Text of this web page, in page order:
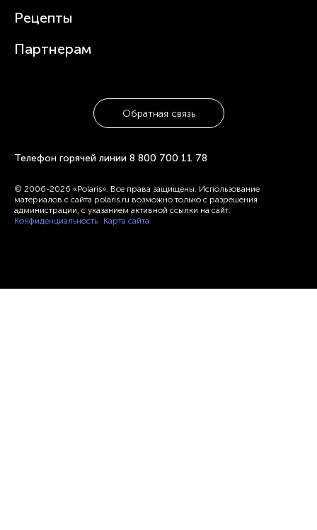
Посуда
Рецепты
Партнерам
Обратная связь
Телефон горячей линии 8 800 700 11 78
© 2006-2026 «Polaris». Все права защищены. Использование
материалов с сайта polaris.ru возможно только с разрешения
администрации, с указанием активной ссылки на сайт.
Конфиденциальность
Карта сайта